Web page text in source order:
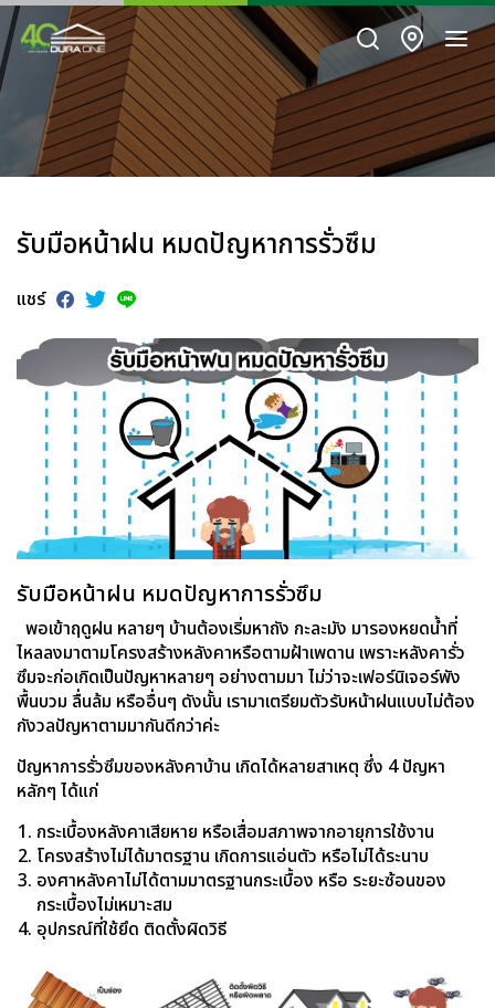
รับมือหน้าฝน หมดปัญหาการรั่วซึม
แชร์
รับมือหน้าฝน หมดปัญหาการรั่วซึม
พอเข้าฤดูฝน หลายๆ บ้านต้องเริ่มหาถัง กะละมัง มารองหยดน้ำที่
ไหลลงมาตามโครงสร้างหลังคาหรือตามฝ้าเพดาน เพราะหลังคารั่ว
ซึมจะก่อเกิดเป็นปัญหาหลายๆ อย่างตามมา ไม่ว่าจะเฟอร์นิเจอร์พัง
พื้นบวม ลื่นล้ม หรืออื่นๆ ดังนั้น เรามาเตรียมตัวรับหน้าฝนแบบไม่ต้อง
กังวลปัญหาตามมากันดีกว่าค่ะ
ปัญหาการรั่วซึมของหลังคาบ้าน เกิดได้หลายสาเหตุ ซึ่ง 4 ปัญหา
หลักๆ ได้แก่
กระเบื้องหลังคาเสียหาย หรือเสื่อมสภาพจากอายุการใช้งาน
โครงสร้างไม่ได้มาตรฐาน เกิดการแอ่นตัว หรือไม่ได้ระนาบ
องศาหลังคาไม่ได้ตามมาตรฐานกระเบื้อง หรือ ระยะซ้อนของ
กระเบื้องไม่เหมาะสม
อุปกรณ์ที่ใช้ยึด ติดตั้งผิดวิธี